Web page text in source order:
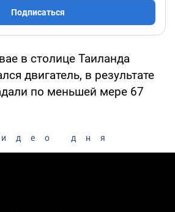
Подписаться
в столице Таиланда
двигатель, в результате
по меньшей мере 67
дня